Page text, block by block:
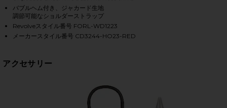
ANNIKA MINI DRESS IN RED ON FACEBOOK
ANNIKA MINI DRESS IN RED ON TWITTER
ANNIKA MINI DRESS IN RED ON PINTEREST
バブルヘム付き、ジャカード生地
調節可能なショルダーストラップ
Revolveスタイル番号 FORL-WD1223
メーカースタイル番号 CD3244-HO23-RED
アクセサリー